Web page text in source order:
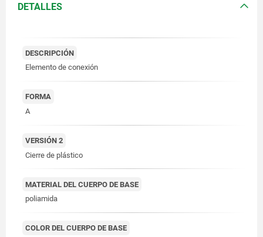
DETALLES
DESCRIPCIÓN
Elemento de conexión
FORMA
A
VERSIÓN 2
Cierre de plástico
MATERIAL DEL CUERPO DE BASE
poliamida
COLOR DEL CUERPO DE BASE